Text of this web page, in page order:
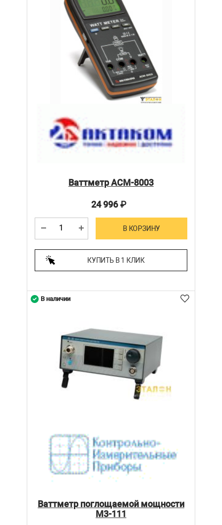
Ваттметр АСМ-8003
24 996₽
В КОРЗИНУ
КУПИТЬ В 1 КЛИК
Ваттметр поглощаемой мощности
М3-111
В наличии